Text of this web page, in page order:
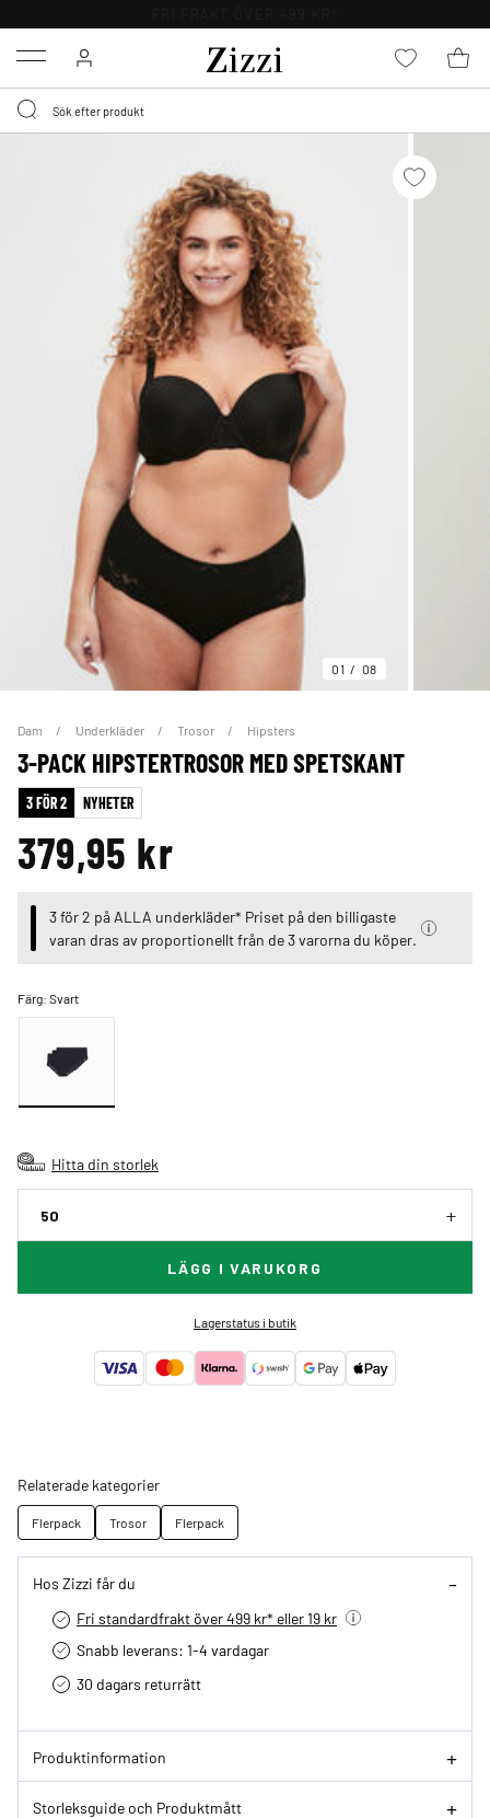
Menu
01 08
Dam Underkläder Trosor Hipsters
3-PACK HIPSTERTROSOR MED SPETSKANT
3 FÖR 2 NYHETER
379,95 kr
3 för 2 på ALLA underkläder* Priset på den billigaste
varan dras av proportionellt från de 3 varorna du köper.
Färg:Svart
Hitta din storlek
50
LÄGG I VARUKORG
Lagerstatus i butik
Relaterade kategorier
Flerpack Trosor Flerpack
Hos Zizzi får du
Fri standardfrakt över 499 kr* eller 19 kr
Snabb leverans: 1-4 vardagar
30 dagars returrätt­
Produktinformation
Storleksguide och Produktmått